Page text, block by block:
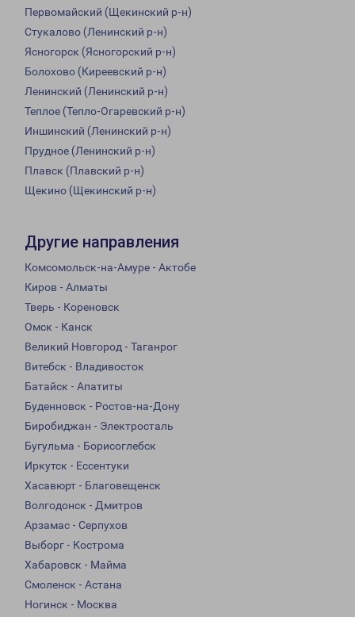
Первомайский (Щекинский р-н)
Стукалово (Ленинский р-н)
Ясногорск (Ясногорский р-н)
Болохово (Киреевский р-н)
Ленинский (Ленинский р-н)
Теплое (Тепло-Огаревский р-н)
Иншинский (Ленинский р-н)
Прудное (Ленинский р-н)
Плавск (Плавский р-н)
Щекино (Щекинский р-н)
Другие направления
Комсомольск-на-Амуре - Актобе
Киров - Алматы
Тверь - Кореновск
Омск - Канск
Великий Новгород - Таганрог
Витебск - Владивосток
Батайск - Апатиты
Буденновск - Ростов-на-Дону
Биробиджан - Электросталь
Бугульма - Борисоглебск
Иркутск - Ессентуки
Хасавюрт - Благовещенск
Волгодонск - Дмитров
Арзамас - Серпухов
Выборг - Кострома
Хабаровск - Майма
Смоленск - Астана
Ногинск - Москва